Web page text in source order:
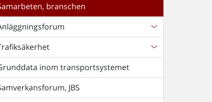
branschen
inom transportsystemet
JBS